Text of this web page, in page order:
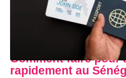
Comment faire pour
rapidement au